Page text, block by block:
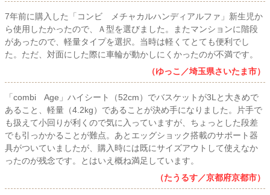
7年前に購入した「コンビ メチャカルハンディアルファ」新生児か
ら使用したかったので、Ａ型を選びました。またマンションに階段
があったので、軽量タイプを選択。当時は軽くてとても便利でし
た。ただ、対面にした際に車輪が動かしにくかったのが不満です。
（ゆっこ／埼玉県さいたま市）
「combi Age」ハイシート（52cm）でバスケットが3Lと大きめで
あること、軽量（4.2kg）であることが決め手になりました。片手で
も扱えて小回りが利くので気に入っていますが、ちょっとした段差
でも引っかかることが難点。あとエッグショック搭載のサポート器
具がついていましたが、購入時には既にサイズアウトして使えなか
ったのが残念です。とはいえ概ね満足しています。
（たうるす／京都府京都市）